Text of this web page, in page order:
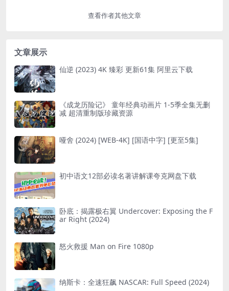
查看作者其他文章
文章展示
仙逆 (2023) 4K 臻彩 更新61集 阿里云下载
《成龙历险记》 童年经典动画片 1-5季全集无删
减 超清重制版珍藏资源
哑舍 (2024) [WEB-4K] [国语中字] [更至5集]
初中语文12部必读名著讲解课夸克网盘下载
卧底：揭露极右翼 Undercover: Exposing the F
ar Right (2024)
怒火救援 Man on Fire 1080p
纳斯卡：全速狂飙 NASCAR: Full Speed (2024)